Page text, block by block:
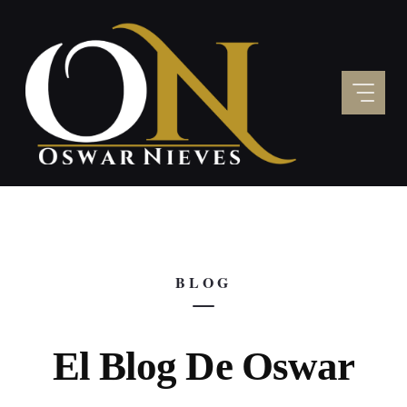
content
BLOG
El Blog De Oswar